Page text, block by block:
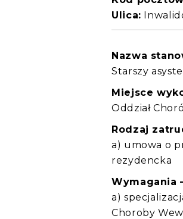
Ulica:
Nazwa
Starszy
Miejsce
Oddział
Rodzaj
a) umowa o
rezydencka
Wymagania
a)
Choroby